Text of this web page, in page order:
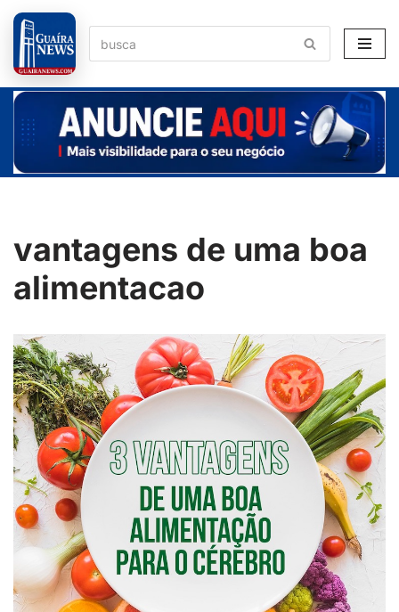
Pular
para
o
conteúdo
vantagens de uma boa
alimentacao